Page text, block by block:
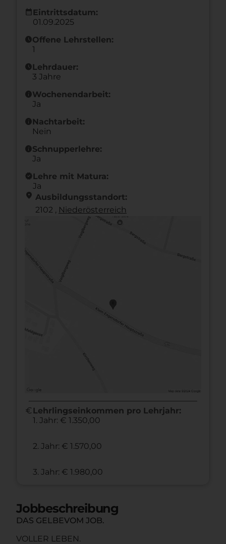
calendar_month Eintrittsdatum:
01.09.2025
scheduleOffene Lehrstellen:
1
scheduleLehrdauer:
3 Jahre
infoWochenendarbeit:
Ja
infoNachtarbeit:
Nein
infoSchnupperlehre:
Ja
new_releasesLehre mit Matura:
Ja
location_on Ausbildungsstandort:
2102 , Nieder­österreich
euro Lehrlingseinkommen pro Lehrjahr:
1. Jahr: € 1.350,00
2. Jahr: € 1.570,00
3. Jahr: € 1.980,00
Jobbeschreibung
DAS GELBEVOM JOB.
VOLLER LEBEN.